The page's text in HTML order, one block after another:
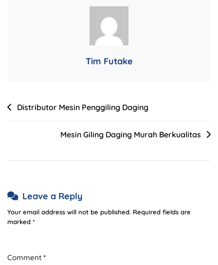
Tim Futake
Distributor Mesin Penggiling Daging
Mesin Giling Daging Murah Berkualitas
Leave a Reply
Your email address will not be published. Required fields are
marked *
Comment *